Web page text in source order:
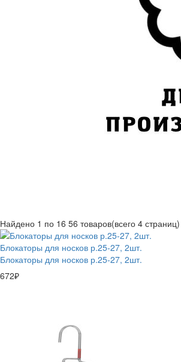
Найдено 1 по 16 56 товаров(всего 4 страниц)
Блокаторы для носков р.25-27, 2шт.
Блокаторы для носков р.25-27, 2шт.
672₽